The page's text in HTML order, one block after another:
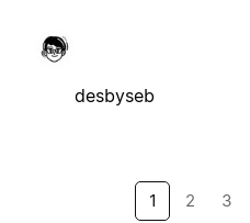
desbyseb
1 2 3